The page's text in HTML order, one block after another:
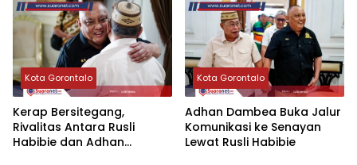
Kota Gorontalo
‎Kerap Bersitegang,
Rivalitas Antara Rusli
Habibie dan Adhan
Kota Gorontalo
‎Adhan Dambea Buka Jalur
Komunikasi ke Senayan
Lewat Rusli Habibie